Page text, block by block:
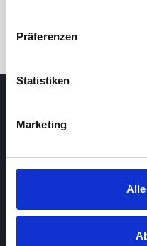
Präferenzen
Statistiken
Marketing